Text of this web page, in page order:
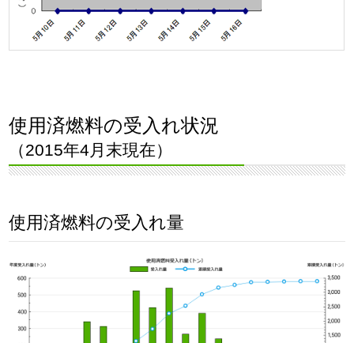
使用済燃料の受入れ状況
（2015年4月末現在）
使用済燃料の受入れ量